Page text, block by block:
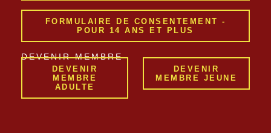
FORMULAIRE DE CONSENTEMENT -
POUR 14 ANS ET PLUS
DEVENIR MEMBRE
DEVENIR
MEMBRE
ADULTE
DEVENIR
MEMBRE JEUNE